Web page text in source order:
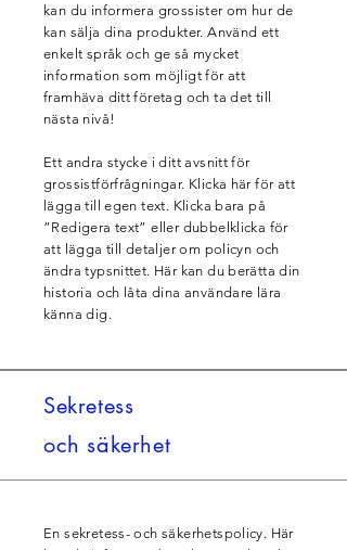
kan du informera grossister om hur de
kan sälja dina produkter. Använd ett
enkelt språk och ge så mycket
information som möjligt för att
framhäva ditt företag och ta det till
nästa nivå!
Ett andra stycke i ditt avsnitt för
grossistförfrågningar. Klicka här för att
lägga till egen text. Klicka bara på
”Redigera text” eller dubbelklicka för
att lägga till detaljer om policyn och
ändra typsnittet. Här kan du berätta din
historia och låta dina användare lära
känna dig.
Sekretess
och säkerhet
En sekretess- och säkerhetspolicy. Här